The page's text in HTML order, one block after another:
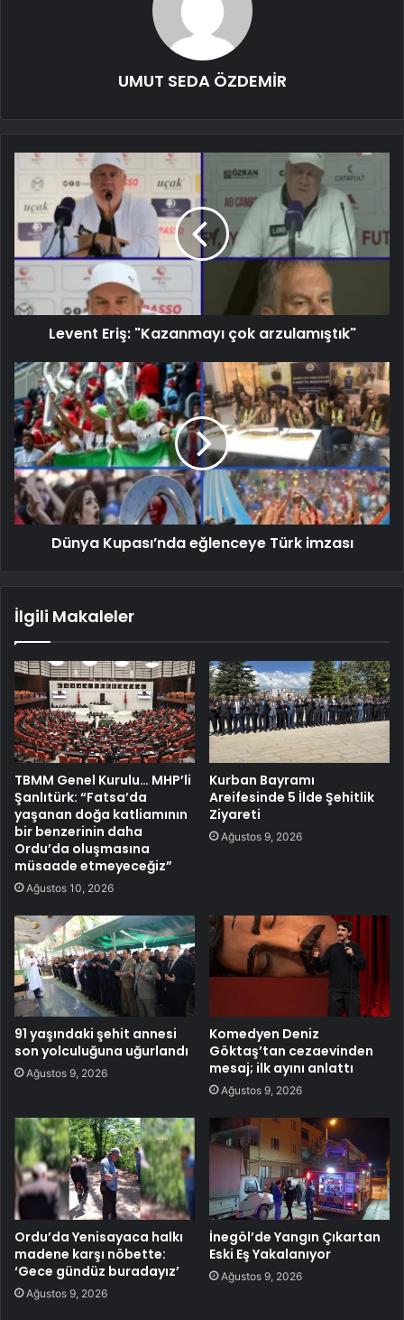
UMUT SEDA ÖZDEMİR
Levent Eriş: "Kazanmayı çok arzulamıştık"
Dünya Kupası’nda eğlenceye Türk imzası
İlgili Makaleler
TBMM Genel Kurulu… MHP’li
Şanlıtürk: “Fatsa’da
yaşanan doğa katliamının
bir benzerinin daha
Ordu’da oluşmasına
müsaade etmeyeceğiz”
Ağustos 10, 2026
Kurban Bayramı
Areifesinde 5 İlde Şehitlik
Ziyareti
Ağustos 9, 2026
91 yaşındaki şehit annesi
son yolculuğuna uğurlandı
Ağustos 9, 2026
Komedyen Deniz
Göktaş’tan cezaevinden
mesaj; ilk ayını anlattı
Ağustos 9, 2026
Ordu’da Yenisayaca halkı
madene karşı nöbette:
‘Gece gündüz buradayız’
Ağustos 9, 2026
İnegöl’de Yangın Çıkartan
Eski Eş Yakalanıyor
Ağustos 9, 2026